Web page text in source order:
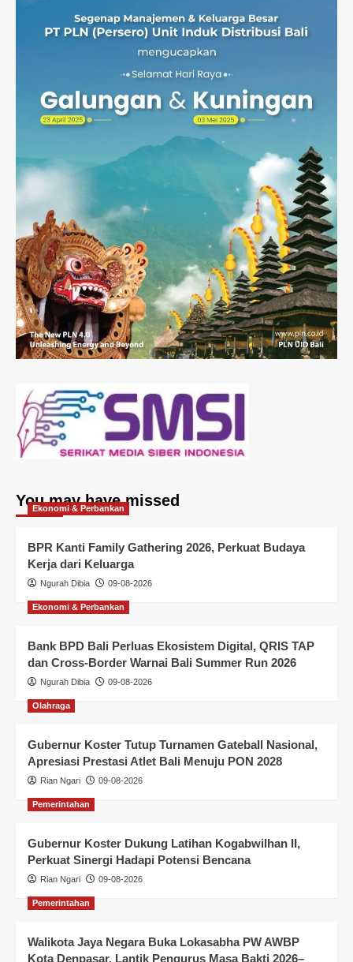
You may have missed
Ekonomi & Perbankan
BPR Kanti Family Gathering 2026, Perkuat Budaya
Kerja dari Keluarga
Ngurah Dibia 09-08-2026
Ekonomi & Perbankan
Bank BPD Bali Perluas Ekosistem Digital, QRIS TAP
dan Cross-Border Warnai Bali Summer Run 2026
Ngurah Dibia 09-08-2026
Olahraga
Gubernur Koster Tutup Turnamen Gateball Nasional,
Apresiasi Prestasi Atlet Bali Menuju PON 2028
Rian Ngari 09-08-2026
Pemerintahan
Gubernur Koster Dukung Latihan Kogabwilhan II,
Perkuat Sinergi Hadapi Potensi Bencana
Rian Ngari 09-08-2026
Pemerintahan
Walikota Jaya Negara Buka Lokasabha PW AWBP
Kota Denpasar, Lantik Pengurus Masa Bakti 2026–